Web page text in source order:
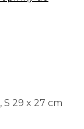
29 x 27 cm